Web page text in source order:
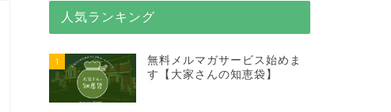
人気ランキング
1
無料メルマガサービス始めま
す【大家さんの知恵袋】